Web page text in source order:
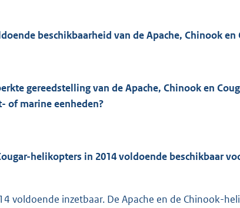
beschikbaarheid van de Apache, Chinook
gereedstelling van de Apache, Chinook en
of marine eenheden?
helikopters in 2014 voldoende beschikbaar
voldoende inzetbaar. De Apache en de Chinook-